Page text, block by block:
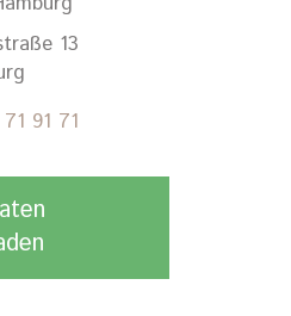
13
91 71